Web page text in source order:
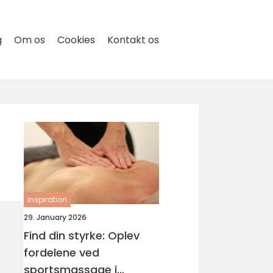
Om os Cookies Kontakt os
inspiration
29. January 2026
Find din styrke: Oplev
fordelene ved
sportsmassage i